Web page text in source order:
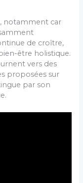
notamment car
de croître,
être holistique.
vers des
proposées sur
par son